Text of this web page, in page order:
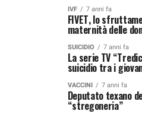
IVF 7 anni fa
FIVET, lo
maternità delle
SUICIDIO 7 anni fa
La serie TV
suicidio tra i
VACCINI 7 anni fa
Deputato texano
“stregoneria”